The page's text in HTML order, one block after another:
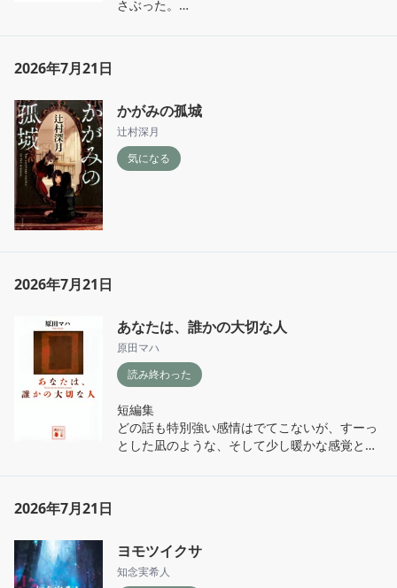
さぶった。
残念ながら、登場人物達のような強く熱い思い
までは持っていないが、それでもこの物語に心
震えた。知的欲求は人間を人間たらしめている
本質なんだろうと思った。
2026年7月21日
かがみの孤城
辻村深月
気になる
2026年7月21日
あなたは、誰かの大切な人
原田マハ
読み終わった
短編集
どの話も特別強い感情はでてこないが、すーっ
とした凪のような、そして少し暖かな感覚とな
2026年7月21日
ヨモツイクサ
知念実希人